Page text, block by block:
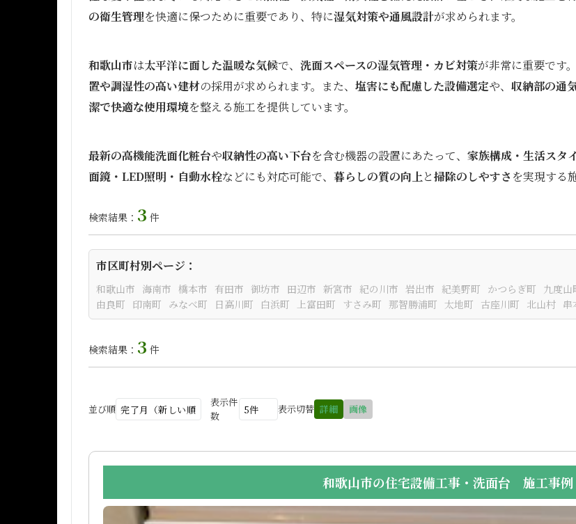
の衛生管理を快適に保つために重要であり、特に湿気対策や通風設計が求められます。
和歌山市は太平洋に面した温暖な気候で、 洗面スペースの湿気管理・カビ対策が非常に重要です
置や調湿性の高い建材の採用が求められます。また、 塩害にも配慮した設備選定や、 収納部の通
潔で快適な使用環境を整える施工を提供しています。
最新の高機能洗面化粧台や収納性の高い下台を含む機器の設置にあたって、 家族構成・生活スタ
面鏡・LED照明・自動水栓などにも対応可能で、 暮らしの質の向上と掃除のしやすさ を実現する
検索結果： 3 件
市区町村別ページ：
和歌山市 海南市 橋本市 有田市 御坊市 田辺市 新宮市 紀の川市 岩出市 紀美野町 かつらぎ町 九度山
由良町 印南町 みなべ町 日高川町 白浜町 上富田町 すさみ町 那智勝浦町 太地町 古座川町 北山村 串
検索結果： 3 件
並び順
表示件
数
表示切替 詳細 画像
和歌山市の住宅設備工事・洗面台 施工事例